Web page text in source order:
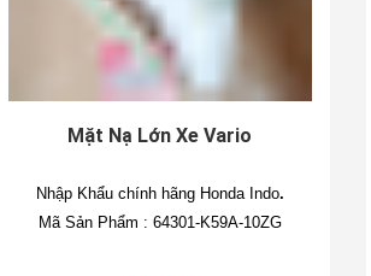
Mặt Nạ Lớn Xe Vario
Nhập Khẩu chính hãng Honda Indo.
Mã Sản Phẩm : 64301-K59A-10ZG